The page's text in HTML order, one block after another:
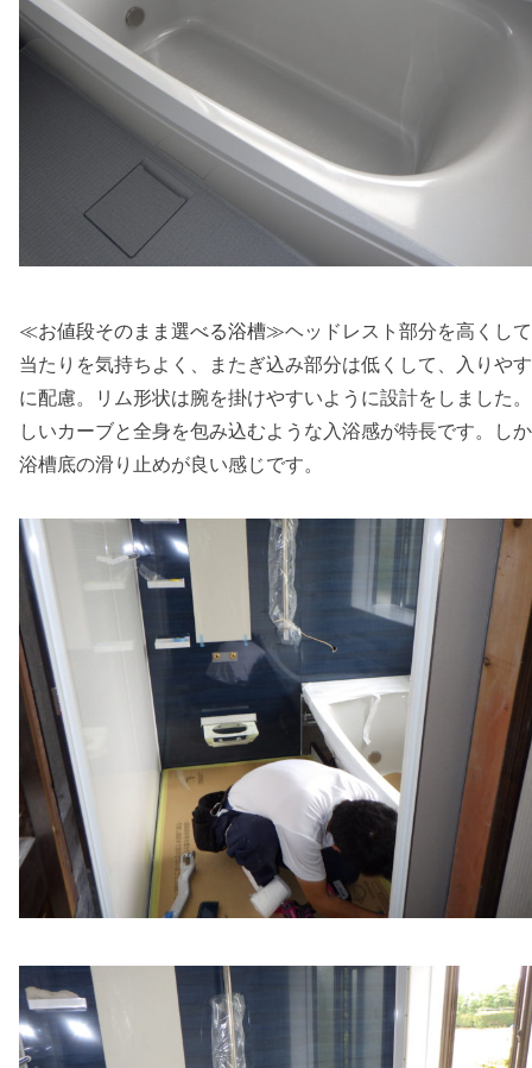
≪お値段そのまま選べる浴槽≫ヘッドレスト部分を高くし
当たりを気持ちよく、またぎ込み部分は低くして、入りや
に配慮。リム形状は腕を掛けやすいように設計をしました
しいカーブと全身を包み込むような入浴感が特長です。し
浴槽底の滑り止めが良い感じです。